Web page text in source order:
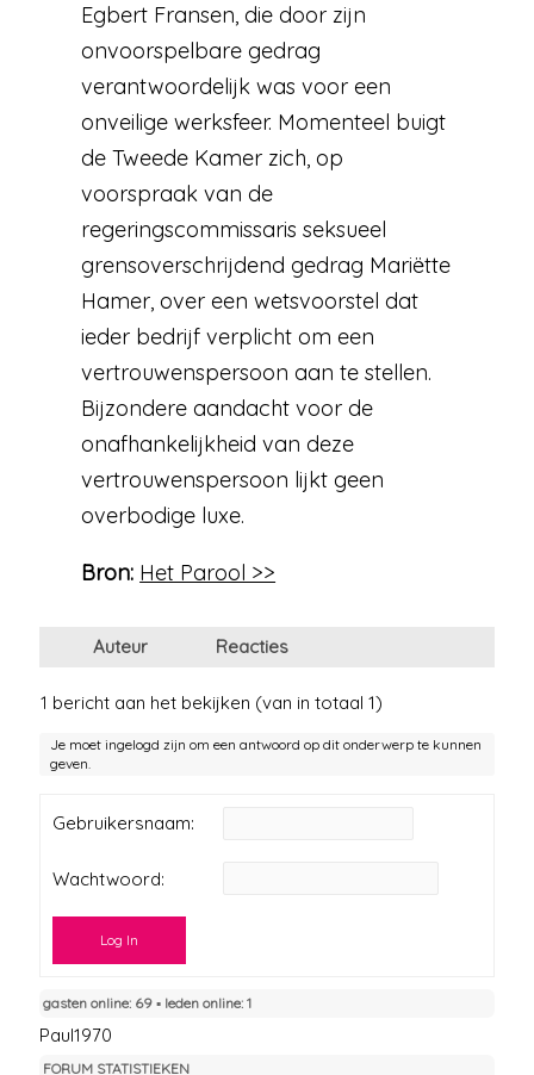
Egbert Fransen, die door zijn
onvoorspelbare gedrag
verantwoordelijk was voor een
onveilige werksfeer. Momenteel buigt
de Tweede Kamer zich, op
voorspraak van de
regeringscommissaris seksueel
grensoverschrijdend gedrag Mariëtte
Hamer, over een wetsvoorstel dat
ieder bedrijf verplicht om een
vertrouwenspersoon aan te stellen.
Bijzondere aandacht voor de
onafhankelijkheid van deze
vertrouwenspersoon lijkt geen
overbodige luxe.
Bron: Het Parool >>
Auteur Reacties
1 bericht aan het bekijken (van in totaal 1)
Je moet ingelogd zijn om een antwoord op dit onderwerp te kunnen
geven.
Gebruikersnaam:
Wachtwoord:
Log In
gasten online: 69 ▪︎ leden online: 1
Paul1970
FORUM STATISTIEKEN